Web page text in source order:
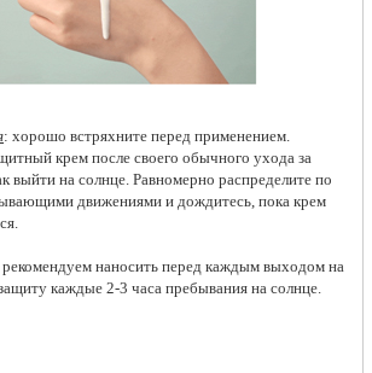
: хорошо встряхните перед применением.
крем после своего обычного ухода за
выйти на солнце. Равномерно распределите по
движениями и дождитесь, пока крем
рекомендуем наносить перед каждым выходом на
каждые 2-3 часа пребывания на солнце.